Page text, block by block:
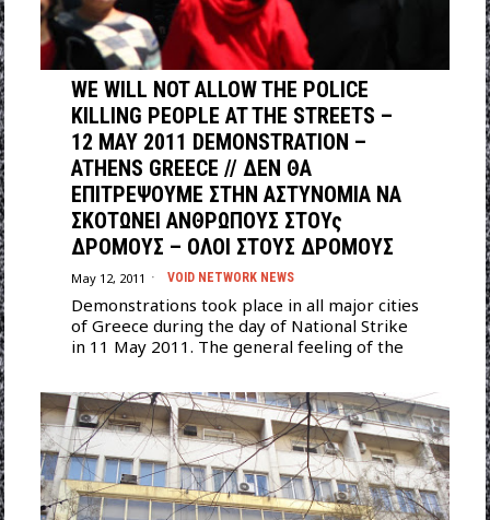
WE WILL NOT ALLOW THE POLICE
KILLING PEOPLE AT THE STREETS –
12 MAY 2011 DEMONSTRATION –
ATHENS GREECE // ΔΕΝ ΘΑ
ΕΠΙΤΡΕΨΟΥΜΕ ΣΤΗΝ ΑΣΤΥΝΟΜΙΑ ΝΑ
ΣΚΟΤΩΝΕΙ ΑΝΘΡΩΠΟΥΣ ΣΤΟΥς
ΔΡΟΜΟΥΣ – ΟΛΟΙ ΣΤΟΥΣ ΔΡΟΜΟΥΣ
May 12, 2011 VOID NETWORK NEWS
Demonstrations took place in all major cities
of Greece during the day of National Strike
in 11 May 2011. The general feeling of the